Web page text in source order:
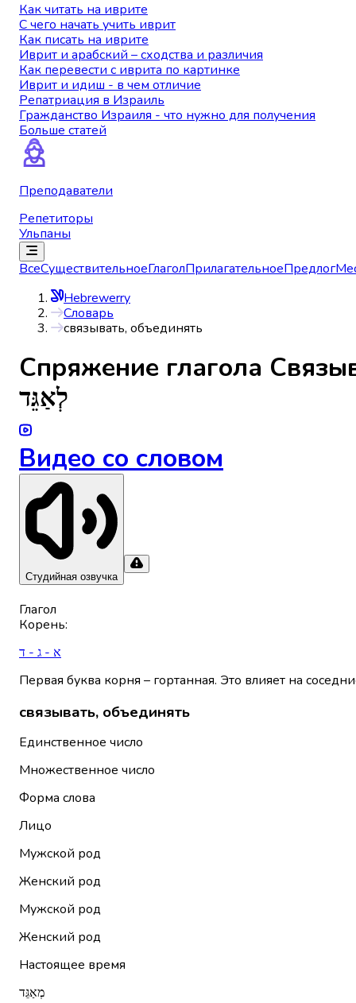
Как читать на иврите
С чего начать учить иврит
Как писать на иврите
Иврит и арабский – сходства и различия
Как перевести с иврита по картинке
Иврит и идиш - в чем отличие
Репатриация в Израиль
Гражданство Израиля - что нужно для получения
Больше статей
Преподаватели
Репетиторы
Ульпаны
ВсеСуществительноеГлаголПрилагательноеПредлог
Hebrewerry
Словарь
связывать, объединять
Спряжениe глагола
לְאַגֵּד
Видео со словом
Студийная озвучка
Глагол
Корень:
א - ג - ד
Первая буква корня – гортанная. Это влияет на
связывать, объединять
Единственное число
Множественное число
Форма слова
Лицо
Мужской род
Женский род
Мужской род
Женский род
Настоящее время
מְאַגֵּד